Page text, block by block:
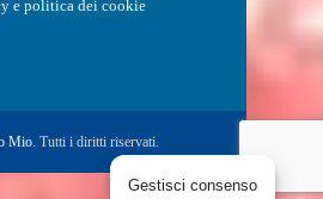
e politica dei cookie
Mio . Tutti i diritti riservati.
Gestisci consenso